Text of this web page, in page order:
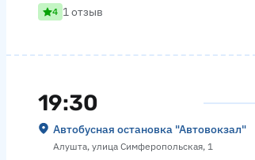
4 1 отзыв
19:30
Автобусная остановка "Автовокзал"
Алушта, улица Симферопольская, 1